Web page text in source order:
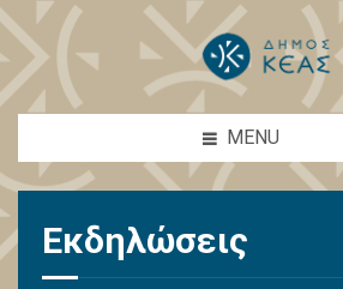
MENU
Εκδηλώσεις